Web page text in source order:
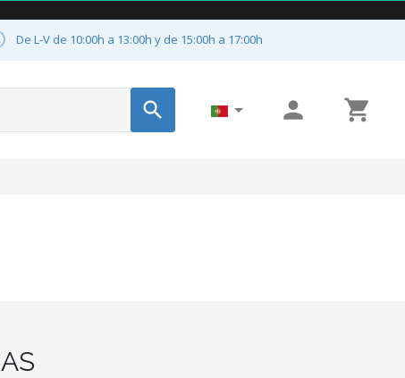
De L-V de 10:00h a 13:00h y de 15:00h a 17:00h
   